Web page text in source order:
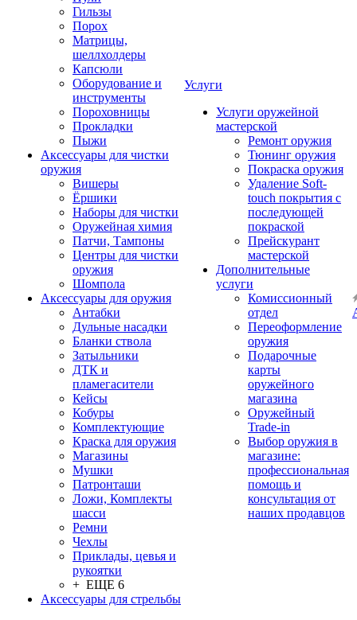
Гильзы
Порох
Матрицы,
шеллхолдеры
Капсюли
Оборудование и
инструменты
Пороховницы
Прокладки
Пыжи
Аксессуары для чистки
оружия
Вишеры
Ёршики
Наборы для чистки
Оружейная химия
Патчи, Тампоны
Центры для чистки
оружия
Шомпола
Аксессуары для оружия
Антабки
Дульные насадки
Бланки ствола
Затыльники
ДТК и
пламегасители
Кейсы
Кобуры
Комплектующие
Краска для оружия
Магазины
Мушки
Патронташи
Ложи, Комплекты
шасси
Ремни
Чехлы
Приклады, цевья и
рукоятки
+ ЕЩЕ 6
Аксессуары для стрельбы
Услуги
Услуги оружейной
мастерской
Ремонт оружия
Тюнинг оружия
Покраска оружия
Удаление Soft-
touch покрытия с
последующей
покраской
Прейскурант
мастерской
Дополнительные
услуги
Комиссионный
отдел
Переоформление
оружия
Подарочные
карты
оружейного
магазина
Оружейный
Trade-in
Выбор оружия в
магазине:
профессиональная
помощь и
консультация от
наших продавцов